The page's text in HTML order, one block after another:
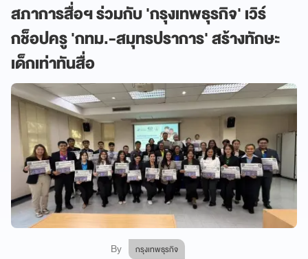
สภาการสื่อฯ ร่วมกับ 'กรุงเทพธุรกิจ' เวิร์
กช็อปครู 'กทม.-สมุทรปราการ' สร้างทักษะ
เด็กเท่าทันสื่อ
By กรุงเทพธุรกิจ